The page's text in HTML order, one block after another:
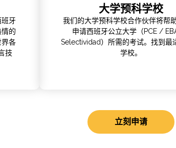
牙
的
各
技
大学预科学校
我们的大学预科学校合作伙伴将帮
申请西班牙公立大学（PCE /
Selectividad）所需的考试。找到最
学校。
立刻申请